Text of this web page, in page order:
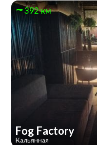
392 км
Fog Factory
Кальянная